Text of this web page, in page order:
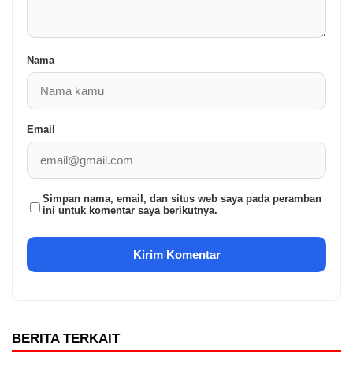
Nama
Email
Simpan nama, email, dan situs web saya pada peramban
ini untuk komentar saya berikutnya.
BERITA TERKAIT